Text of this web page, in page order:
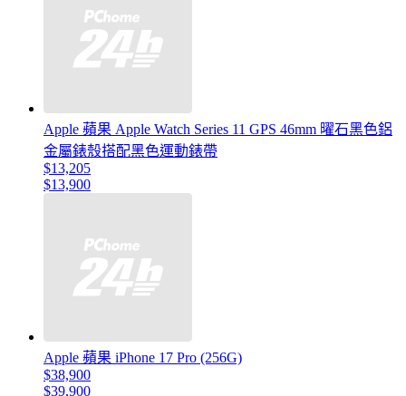
Apple 蘋果 Apple Watch Series 11 GPS 46mm 曜石黑色鋁
金屬錶殼搭配黑色運動錶帶
$13,205
$13,900
Apple 蘋果 iPhone 17 Pro (256G)
$38,900
$39,900